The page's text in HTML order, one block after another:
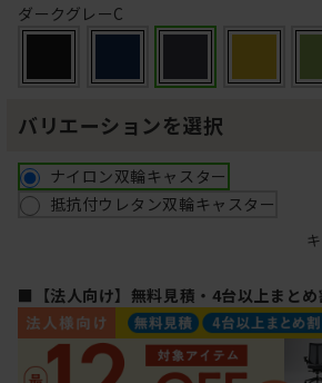
ダークグレーC
バリエーションを選択
ナイロン双輪キャスター
抵抗付ウレタン双輪キャスター
■【法人向け】無料見積・4台以上まとめ